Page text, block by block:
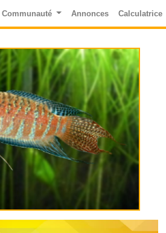
Communauté Annonces Calculatrice